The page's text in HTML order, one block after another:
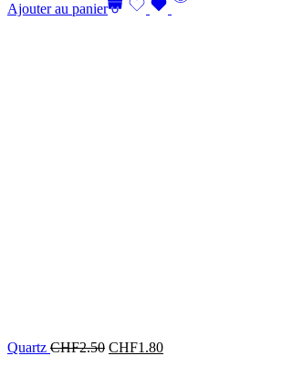
Ajouter au panier
Quartz CHF2.50 CHF1.80